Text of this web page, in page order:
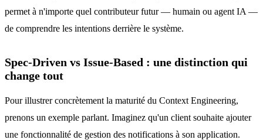
permet à n'importe quel contributeur futur — humain ou agent IA —
de comprendre les intentions derrière le système.
Spec-Driven vs Issue-Based : une distinction qui
change tout
Pour illustrer concrètement la maturité du Context Engineering,
prenons un exemple parlant. Imaginez qu'un client souhaite ajouter
une fonctionnalité de gestion des notifications à son application.